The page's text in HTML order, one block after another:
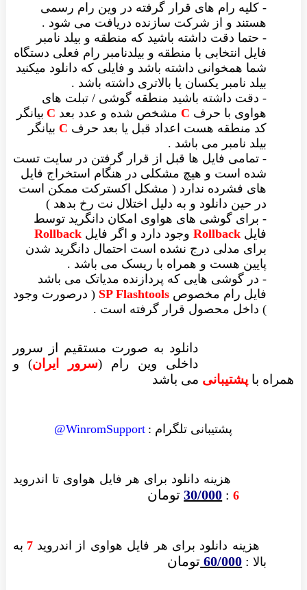
- کلیه رام های قرار گرفته در وین رام رسمی
هستند و از شرکت سازنده دریافت می شود .
- حتما دقت داشته باشید که منطقه و بیلد نامبر
فایل انتخابی با منطقه و بیلدنامبر رام فعلی دستگاه
شما همخوانی داشته باشد و فایلی که دانلود میکنید
بیلد نامبر یکسان یا بالاتری داشته باشد .
- دقت داشته باشید منطقه گوشی / تبلت های
هواوی با حرف C مشخص شده و عدد بعد C بیانگر
کد منطقه هست اعداد قبل یا بعد حرف Cبیانگر
بیلد نامبر می باشد .
- تمامی فایل ها قبل از قرار گرفتن در سایت تست
شده است و هیچ مشکلی در هنگام استخراج فایل
های فشرده ندارد ( مشکل اکسترکت ممکن است
در حین دانلود و به دلیل اختلال نت رخ بدهد )
- برای گوشی های هواوی امکان دانگرید توسط
فایل Rollbackوجود دارد و اگر فایل Rollback
برای مدلی درج نشده است احتمال دانگرید شدن
پایین هست و همراه با ریسک می باشد .
- در گوشی هایی که پردازنده مدیاتک می باشد
فایل رام مخصوص SP Flashtools ( درصورت وجود
) داخل محصول قرار گرفته است .
دانلود به صورت مستقیم از سرور
داخلی وین رام (سرور ایران) و
همراه با پشتیبانی می باشد
پشتیبانی تلگرام : WinromSupport@
هزینه دانلود برای هر فایل هواوی تا اندروید
6
:
30/000تومان
هزینه دانلود برای هر فایل هواوی از اندروید7 به
بالا :
60/000 تومان